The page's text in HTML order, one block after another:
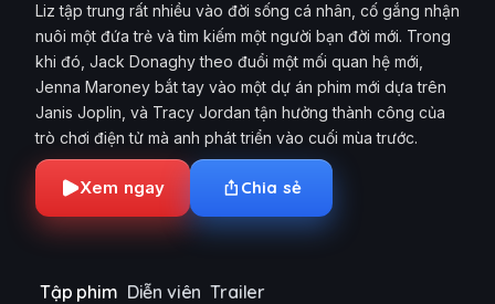
Liz tập trung rất nhiều vào đời sống cá nhân, cố gắng nhận
nuôi một đứa trẻ và tìm kiếm một người bạn đời mới. Trong
khi đó, Jack Donaghy theo đuổi một mối quan hệ mới,
Jenna Maroney bắt tay vào một dự án phim mới dựa trên
Janis Joplin, và Tracy Jordan tận hưởng thành công của
trò chơi điện tử mà anh phát triển vào cuối mùa trước.
Xem ngay Chia sẻ
Tập phim Diễn viên Trailer